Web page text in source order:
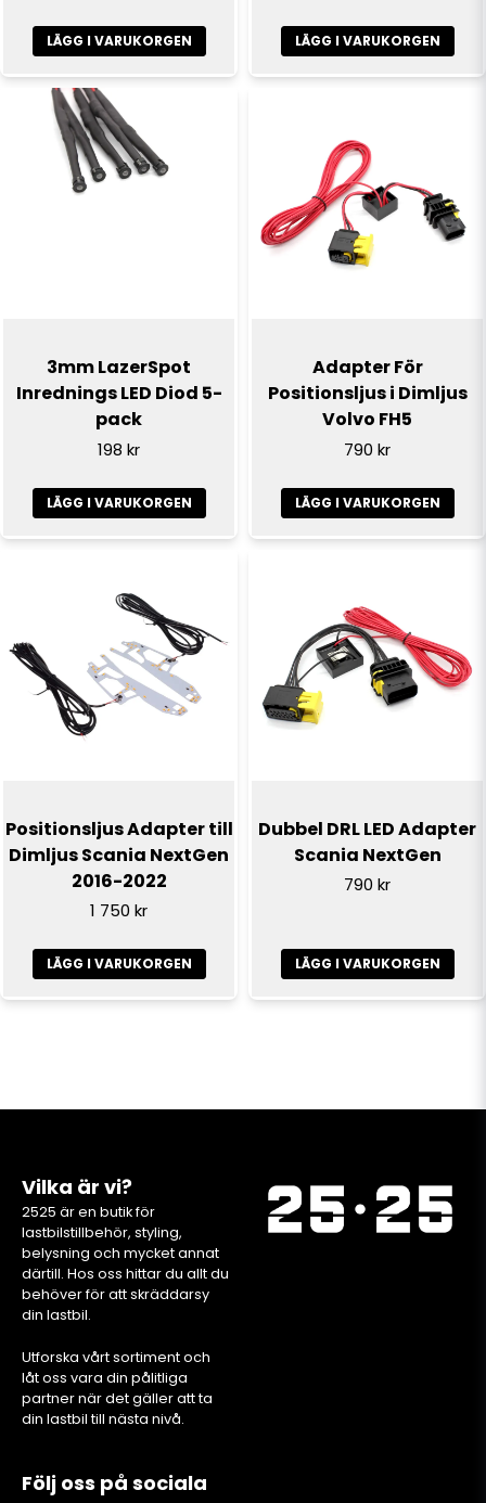
Skicka fråga
LÄGG I VARUKORGEN LÄGG I VARUKORGEN
3mm LazerSpot
Inrednings LED Diod 5-
pack
198 kr
LÄGG I VARUKORGEN
Adapter För
Positionsljus i Dimljus
Volvo FH5
790 kr
LÄGG I VARUKORGEN
Positionsljus Adapter till
Dimljus Scania NextGen
2016-2022
1 750 kr
LÄGG I VARUKORGEN
Dubbel DRL LED Adapter
Scania NextGen
790 kr
LÄGG I VARUKORGEN
Vilka är vi?
2525 är en butik för
lastbilstillbehör, styling,
belysning och mycket annat
därtill. Hos oss hittar du allt du
behöver för att skräddarsy
din lastbil.
Utforska vårt sortiment och
låt oss vara din pålitliga
partner när det gäller att ta
din lastbil till nästa nivå.
Följ oss på sociala